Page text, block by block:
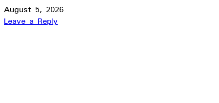
August 5, 2026
Leave a Reply